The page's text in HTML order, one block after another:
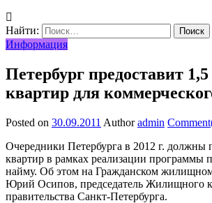
Найти:
Информация
Петербург предоставит
квартир для
Posted on 30.09.2011 Author admin
Очередники Петербурга в 2012 г. должны
квартир в рамках реализации программы
найму. Об этом на Гражданском
Юрий Осипов, председатель Жилищного
правительства Санкт-Петербурга.